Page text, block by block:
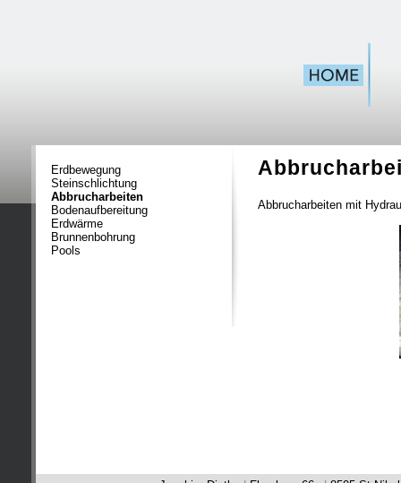
Erdbewegung
Steinschlichtung
Abbrucharbeiten
Bodenaufbereitung
Erdwärme
Brunnenbohrung
Pools
Abbrucharbeiten mit